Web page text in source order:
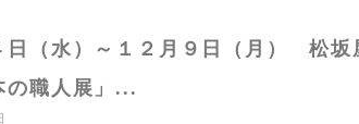
日（水）～１２月９日（月） 松
職人展」...